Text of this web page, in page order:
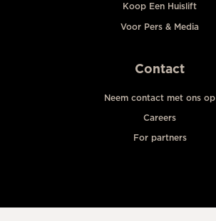
Koop Een Huislift
Voor Pers & Media
Contact
Neem contact met ons op
Careers
For partners